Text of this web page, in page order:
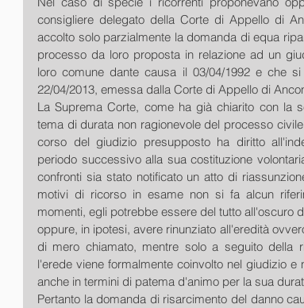
consigliere delegato della Corte di Appello di
accolto solo parzialmente la domanda di equa
processo da loro proposta in relazione ad un
loro comune dante causa il 03/04/1992 e che
22/04/2013, emessa dalla Corte di Appello di
La Suprema Corte, come ha già chiarito con la
tema di durata non ragionevole del processo
corso del giudizio presupposto ha diritto
periodo successivo alla sua costituzione
confronti sia stato notificato un atto di
motivi di ricorso in esame non si fa alcun
momenti, egli potrebbe essere del tutto all'oscuro
oppure, in ipotesi, avere rinunziato all'eredità
di mero chiamato, mentre solo a seguito della
l'erede viene formalmente coinvolto nel giudizio
anche in termini di patema d'animo per la sua
Pertanto la domanda di risarcimento del danno